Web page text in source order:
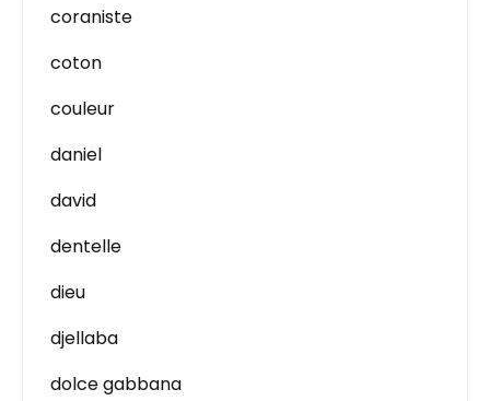
coraniste
coton
couleur
daniel
david
dentelle
dieu
djellaba
dolce gabbana